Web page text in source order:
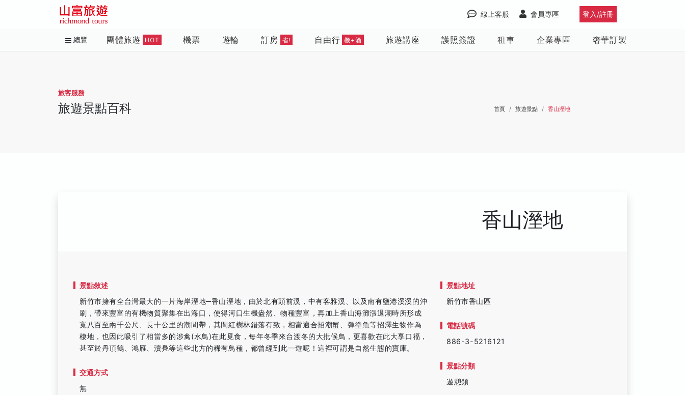
登入/註冊
會員專區
線上客服
總覽 團體旅遊 HOT 機票 遊輪 訂房 省! 自由行 機+酒 旅遊講座 護照簽證 租車 企業專區 奢華訂製
旅客服務
旅遊景點百科 首頁 旅遊景點 香山溼地
香山溼地
景點敘述
新竹市擁有全台灣最大的一片海岸溼地─香山溼地，由於北有頭前溪，中有客雅溪、以及南有鹽港溪溪的沖
刷，帶來豐富的有機物質聚集在出海口，使得河口生機盎然、物種豐富，再加上香山海灘漲退潮時所形成
寬八百至兩千公尺、長十公里的潮間帶，其間紅樹林錯落有致，相當適合招潮蟹、彈塗魚等招澤生物作為
棲地，也因此吸引了相當多的涉禽(水鳥)在此覓食，每年冬季來台渡冬的大批候鳥，更喜歡在此大享口福，
甚至於丹頂鶴、鴻雁、瀆鳧等這些北方的稀有鳥種，都曾經到此一遊呢！這裡可謂是自然生態的寶庫。
交通方式
無
景點地址
新竹市香山區
電話號碼
886-3-5216121
景點分類
遊憩類